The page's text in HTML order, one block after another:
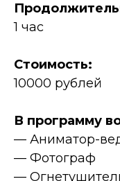
1 час
Стоимость:
10000 рублей
В программу
— Аниматор-
— Фотограф
—